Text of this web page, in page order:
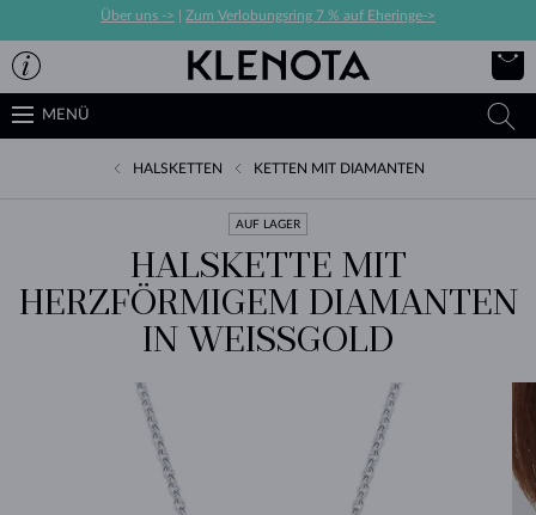
Über uns -> Zum Verlobungsring 7 % auf Eheringe->
MENÜ
HALSKETTEN KETTEN MIT DIAMANTEN
AUF LAGER
HALSKETTE MIT
HERZFÖRMIGEM DIAMANTEN
IN WEISSGOLD